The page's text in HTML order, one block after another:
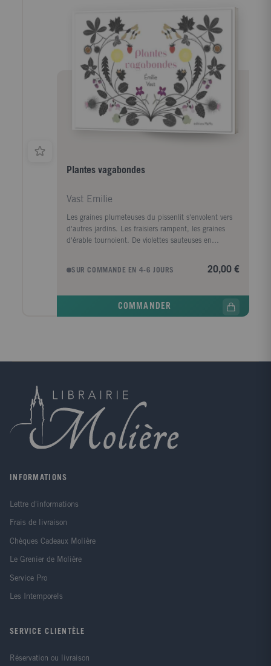
Plantes vagabondes
Vast Emilie
Les graines plumeteuses du pissenlit s'envolent vers
d'autres jardins. Les fraisiers rampent, les graines
d'érable tournoient. De violettes sauteuses en
SUR COMMANDE EN 4-6 JOURS 20,00 €
COMMANDER
INFORMATIONS
Lettre d'informations
Frais de livraison
Chèques Cadeaux Molière
Le Grenier de Molière
Service Pro
Les Intemporels
SERVICE CLIENTÈLE
Réservation ou livraison